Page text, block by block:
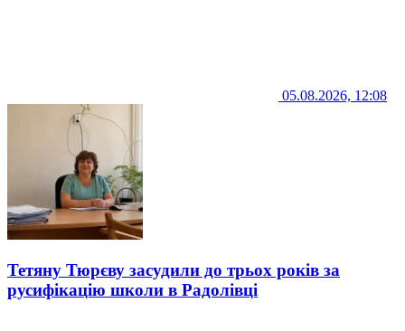
05.08.2026, 12:08
Тетяну Тюрєву засудили до трьох років за
русифікацію школи в Радолівці